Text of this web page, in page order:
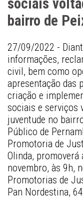
sociais
bairro de
27/09/2022 -
informações,
civil, bem como
apresentação das
criação e
sociais e serviços
juventude no
Público de
Promotoria de
Olinda, promoverá
novembro, às 9h,
Promotorias de
Pan Nordestina,